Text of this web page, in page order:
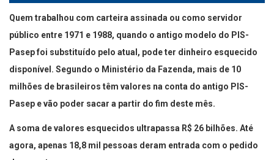
Quem trabalhou com carteira assinada ou como servidor
público entre 1971 e 1988, quando o antigo modelo do PIS-
Pasep foi substituído pelo atual, pode ter dinheiro esquecido
disponível. Segundo o Ministério da Fazenda, mais de 10
milhões de brasileiros têm valores na conta do antigo PIS-
Pasep e vão poder sacar a partir do fim deste mês.
A soma de valores esquecidos ultrapassa R$ 26 bilhões. Até
agora, apenas 18,8 mil pessoas deram entrada com o pedido